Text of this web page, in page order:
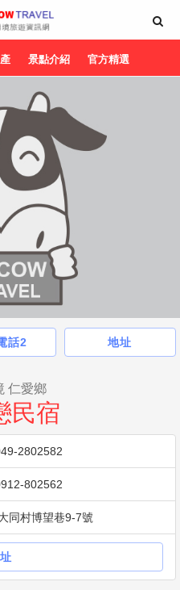
景點介紹 官方精選
話2 地址
仁愛鄉
民宿
2802582
802562
同村博望巷9-7號